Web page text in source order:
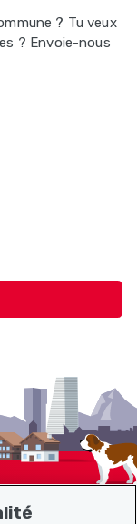
? Tu veux
? Envoie-nous